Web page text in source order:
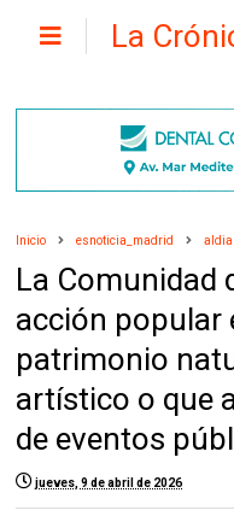
La
Inicio esnoticia_madrid aldia
La Comunidad
acción popular
patrimonio
artístico o que
de eventos
jueves, 9 de abril de 2026